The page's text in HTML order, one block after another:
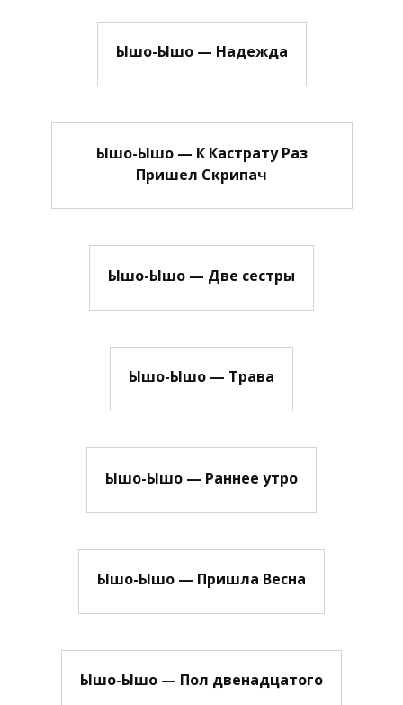
Ышо-Ышо — Надежда
Ышо-Ышо — К Кастрату Раз
Пришел Скрипач
Ышо-Ышо — Две сестры
Ышо-Ышо — Трава
Ышо-Ышо — Раннее утро
Ышо-Ышо — Пришла Весна
Ышо-Ышо — Пол двенадцатого